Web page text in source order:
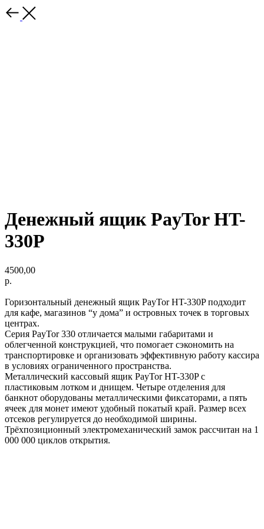
Денежный ящик PayTor HT-
330P
4500,00
р.
Горизонтальный денежный ящик PayTor HT-330P подходит
для кафе, магазинов “у дома” и островных точек в торговых
центрах.
Серия PayTor 330 отличается малыми габаритами и
облегченной конструкцией, что помогает сэкономить на
транспортировке и организовать эффективную работу кассира
в условиях ограниченного пространства.
Металлический кассовый ящик PayTor HT-330P с
пластиковым лотком и днищем. Четыре отделения для
банкнот оборудованы металлическими фиксаторами, а пять
ячеек для монет имеют удобный покатый край. Размер всех
отсеков регулируется до необходимой ширины.
Трёхпозиционный электромеханический замок рассчитан на 1
000 000 циклов открытия.